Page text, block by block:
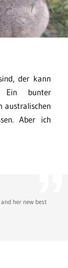
der kann
Ein bunter
australischen
Aber ich
her new best